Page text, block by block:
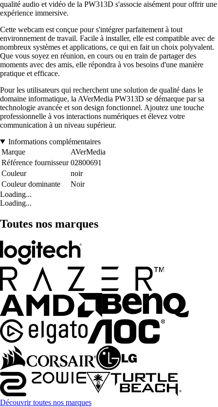
qualité audio et vidéo de la PW313D s'associe aisément pour offrir une
expérience immersive.
Cette webcam est conçue pour s'intégrer parfaitement à tout
environnement de travail. Facile à installer, elle est compatible avec de
nombreux systèmes et applications, ce qui en fait un choix polyvalent.
Que vous soyez en réunion, en cours ou en train de partager des
moments avec des amis, elle répondra à vos besoins d'une manière
pratique et efficace.
Pour les utilisateurs qui recherchent une solution de qualité dans le
domaine informatique, la AVerMedia PW313D se démarque par sa
technologie avancée et son design fonctionnel. Ajoutez une touche
professionnelle à vos interactions numériques et élevez votre
communication à un niveau supérieur.
Informations complémentaires
Marque
AVerMedia
Référence fournisseur 02800691
Couleur
noir
Couleur dominante
Noir
Loading...
Loading...
Toutes nos marques
Découvrir toutes nos marques